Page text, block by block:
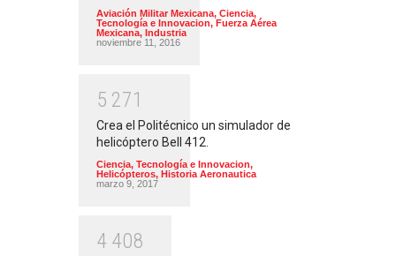
Aviación Militar Mexicana, Ciencia,
Tecnología e Innovacion, Fuerza Aérea
Mexicana, Industria
noviembre 11, 2016
5 271
Crea el Politécnico un simulador de
helicóptero Bell 412.
Ciencia, Tecnología e Innovacion,
Helicópteros, Historia Aeronautica
marzo 9, 2017
4 408